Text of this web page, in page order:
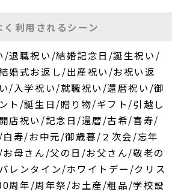
く利用されるシーン
/退職祝い/結婚記念日/誕生祝い/
婚式お返し/出産祝い/お祝い返
/入学祝い/就職祝い/還暦祝い/御
ト/誕生日/贈り物/ギフト/引越し
店祝い/記念日/還暦/古希/喜寿/
寿/お中元/御歳暮/２次会/忘年
母さん/父の日/お父さん/敬老の
レンタイン/ホワイトデー/クリス
周年/周年祭/お土産/粗品/学校設